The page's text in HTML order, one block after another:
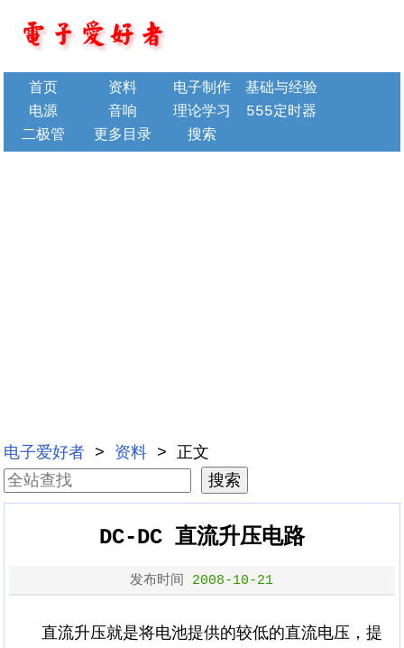
首页 资料 电子制作
基础与经验
电源
音响 理论学习
555定时器
二极管
更多目录 搜索
电子爱好者 > 资料 > 正文
DC-DC 直流升压电路
发布时间 2008-10-21
直流升压就是将电池提供的较低的直流电压，提